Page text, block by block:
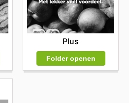
Plus
Folder openen